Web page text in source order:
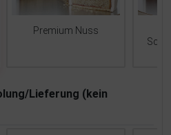
Premium Nuss
Lieferung (kein